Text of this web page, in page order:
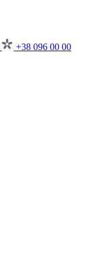
+38 096 00 00